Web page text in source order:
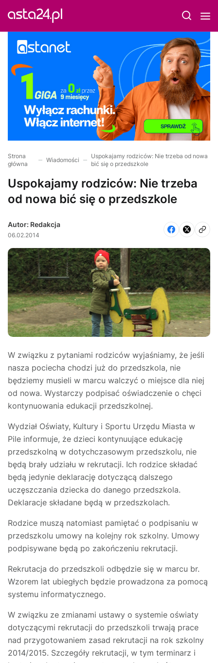
Strona
główna
Wiadomości
Uspokajamy rodziców: Nie trzeba od nowa
bić się o przedszkole
Uspokajamy rodziców: Nie trzeba
od nowa bić się o przedszkole
Autor: Redakcja
06.02.2014
W związku z pytaniami rodziców wyjaśniamy, że jeśli
nasza pociecha chodzi już do przedszkola, nie
będziemy musieli w marcu walczyć o miejsce dla niej
od nowa. Wystarczy podpisać oświadczenie o chęci
kontynuowania edukacji przedszkolnej.
Wydział Oświaty, Kultury i Sportu Urzędu Miasta w
Pile informuje, że dzieci kontynuujące edukację
przedszkolną w dotychczasowym przedszkolu, nie
będą brały udziału w rekrutacji. Ich rodzice składać
będą jedynie deklarację dotyczącą dalszego
uczęszczania dziecka do danego przedszkola.
Deklaracje składane będą w przedszkolach.
Rodzice muszą natomiast pamiętać o podpisaniu w
przedszkolu umowy na kolejny rok szkolny. Umowy
podpisywane będą po zakończeniu rekrutacji.
Rekrutacja do przedszkoli odbędzie się w marcu br.
Wzorem lat ubiegłych będzie prowadzona za pomocą
systemu informatycznego.
W związku ze zmianami ustawy o systemie oświaty
dotyczącymi rekrutacji do przedszkoli trwają prace
nad przygotowaniem zasad rekrutacji na rok szkolny
2014/2015. Szczegóły rekrutacji, w tym terminarz i